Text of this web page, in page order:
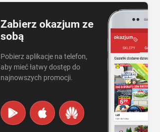
Zabierz okazjum ze
sobą
Pobierz aplikacje na telefon,
aby mieć łatwy dostęp do
najnowszych promocji.